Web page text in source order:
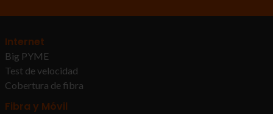
Internet
Big PYME
Test de velocidad
Cobertura de fibra
Fibra y Móvil